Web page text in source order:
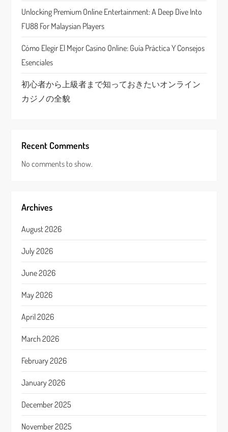
o
n
Unlocking Premium Online Entertainment: A Deep Dive Into
FU88 For Malaysian Players
Cómo Elegir El Mejor Casino Online: Guía Práctica Y Consejos
Esenciales
初心者から上級者まで知っておきたいオンライン
カジノの全貌
Recent Comments
No comments to show.
Archives
August 2026
July 2026
June 2026
May 2026
April 2026
March 2026
February 2026
January 2026
December 2025
November 2025